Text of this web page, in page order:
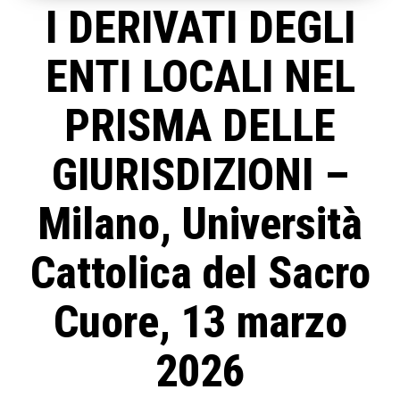
I DERIVATI DEGLI
ENTI LOCALI NEL
PRISMA DELLE
GIURISDIZIONI –
Milano, Università
Cattolica del Sacro
Cuore, 13 marzo
2026